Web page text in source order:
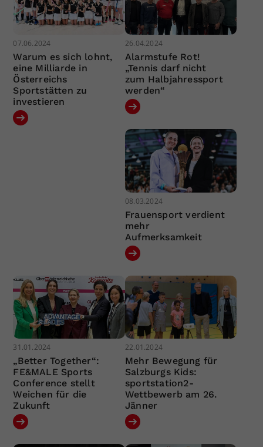
07.06.2024
Warum es sich lohnt,
eine Milliarde in
Österreichs
Sportstätten zu
investieren
26.04.2024
Alarmstufe Rot!
„Tennis darf nicht
zum Halbjahressport
werden“
08.03.2024
Frauensport verdient
mehr
Aufmerksamkeit
31.01.2024
„Better Together“:
FE&MALE Sports
Conference stellt
Weichen für die
Zukunft
22.01.2024
Mehr Bewegung für
Salzburgs Kids:
sportstation2-
Wettbewerb am 26.
Jänner